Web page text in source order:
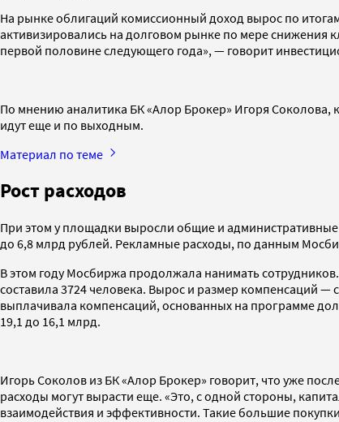
На рынке облигаций комиссионный доход вырос по
активизировались на долговом рынке по мере снижения
первой половине следующего года», — говорит
По мнению аналитика БК «Алор Брокер» Игоря Соколова,
идут еще и по выходным.
Материал по теме
Рост расходов
При этом у площадки выросли общие и
до 6,8 млрд рублей. Рекламные расходы, по данным
В этом году Мосбиржа продолжала нанимать
составила 3724 человека. Вырос и размер компенсаций —
выплачивала компенсаций, основанных на программе
19,1 до 16,1 млрд.
Игорь Соколов из БК «Алор Брокер» говорит, что уже
расходы могут вырасти еще. «Это, с одной стороны,
взаимодействия и эффективности. Такие большие